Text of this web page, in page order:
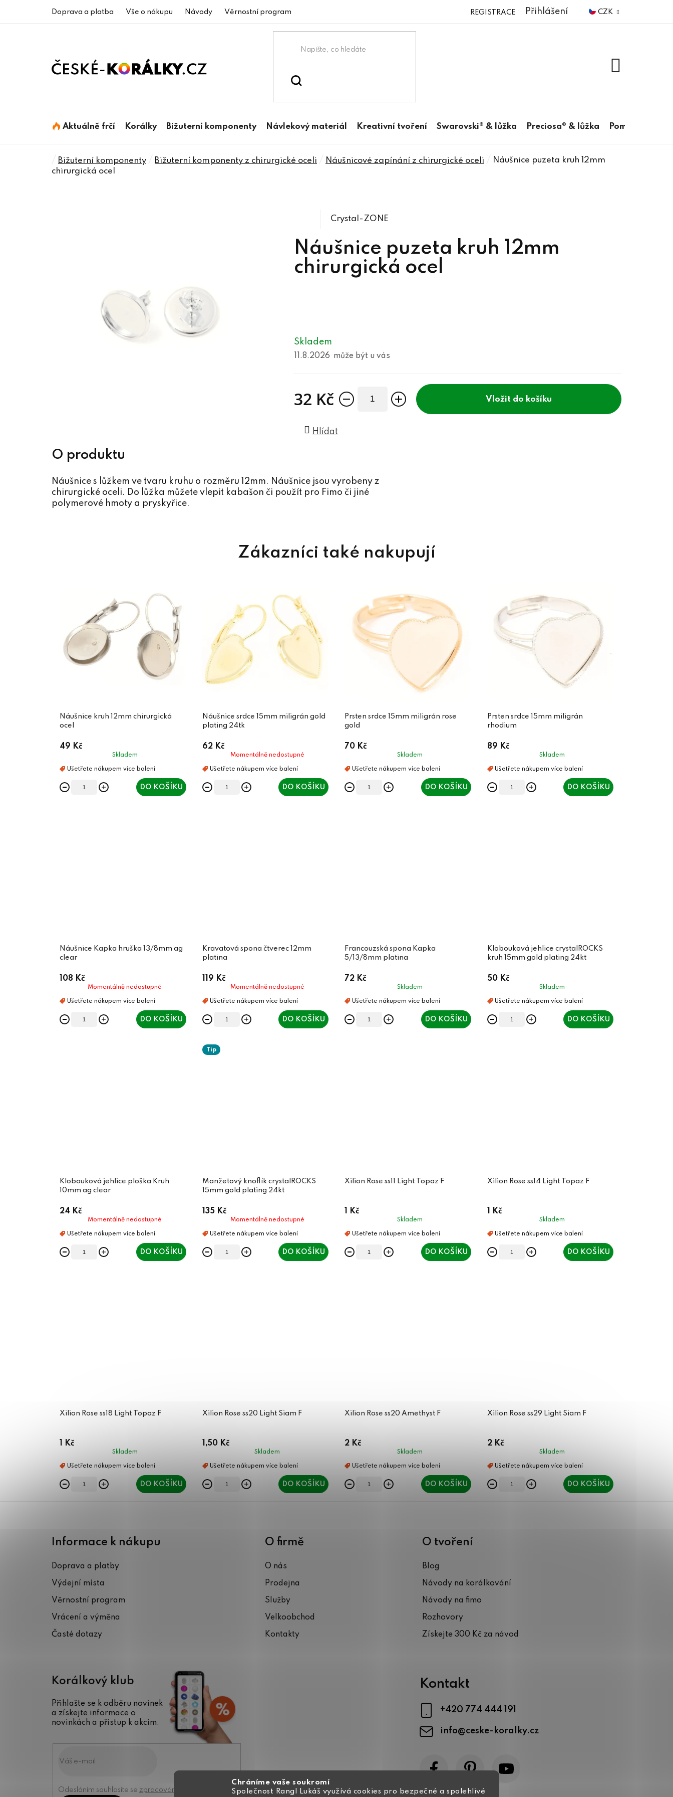
Chráníme vaše soukromí
Společnost Rangl Lukáš využívá cookies pro bezpečné a spolehlivé
Doprava a platba Vše o nákupu Návody Věrnostní program CZK
Přihlášení
REGISTRACE
Aktuálně frčí Korálky Bižuterní komponenty Návlekový materiál Kreativní tvoření Swarovski® & lůžka Preciosa® & lůžka Pomůcky
Domů
Bižuterní komponenty Bižuterní komponenty z chirurgické oceli Náušnicové zapínání z chirurgické oceli
Náušnice puzeta kruh 12mm
chirurgická ocel
Náušnice puzeta kruh 12mm
chirurgická ocel
Crystal-ZONE
Skladem
11.8.2026
32 Kč do košíku
Hlídat
Náušnice s lůžkem ve tvaru kruhu o rozměru 12mm. Náušnice jsou vyrobeny z
chirurgické oceli. Do lůžka můžete vlepit kabašon či použít pro Fimo či jiné
polymerové hmoty a pryskyřice.
Náušnice kruh 12mm chirurgická
ocel
49 Kč
Skladem
DO KOŠÍKU
Náušnice srdce 15mm miligrán gold
plating 24tk
62 Kč
Momentálně nedostupné
DO KOŠÍKU
Prsten srdce 15mm miligrán rose
gold
70 Kč
Skladem
DO KOŠÍKU
Prsten srdce 15mm miligrán
rhodium
89 Kč
Skladem
DO KOŠÍKU
Náušnice Kapka hruška 13/8mm ag
clear
108 Kč
Momentálně nedostupné
DO KOŠÍKU
Kravatová spona čtverec 12mm
platina
119 Kč
Momentálně nedostupné
DO KOŠÍKU
Francouzská spona Kapka
5/13/8mm platina
72 Kč
Skladem
DO KOŠÍKU
Klobouková jehlice crystalROCKS
kruh 15mm gold plating 24kt
50 Kč
Skladem
DO KOŠÍKU
Klobouková jehlice ploška Kruh
10mm ag clear
24 Kč
Momentálně nedostupné
DO KOŠÍKU
Tip
Manžetový knoflík crystalROCKS
15mm gold plating 24kt
135 Kč
Momentálně nedostupné
DO KOŠÍKU
Xilion Rose ss11 Light Topaz F
1 Kč
Skladem
DO KOŠÍKU
Xilion Rose ss14 Light Topaz F
1 Kč
Skladem
DO KOŠÍKU
Xilion Rose ss18 Light Topaz F
1 Kč
Skladem
DO KOŠÍKU
Xilion Rose ss20 Light Siam F
1,50 Kč
Skladem
DO KOŠÍKU
Xilion Rose ss20 Amethyst F
2 Kč
Skladem
DO KOŠÍKU
Xilion Rose ss29 Light Siam F
2 Kč
Skladem
DO KOŠÍKU
Informace k nákupu
Doprava a platby
Výdejní místa
Věrnostní program
Vrácení a výměna
Časté dotazy
O firmě
O nás
Prodejna
Služby
Velkoobchod
Kontakty
O tvoření
Blog
Návody na korálkování
Návody na fimo
Rozhovory
Získejte 300 Kč za návod
Korálkový klub
Přihlašte se k odběru novinek
a získejte informace o
novinkách a přístup k akcím.
Odesláním souhlasíte se zpracováním osobních údajů
Kontakt
info@ceske-koralky.cz
+420 774 444 191